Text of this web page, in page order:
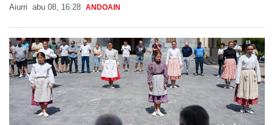
Aiurri abu 08, 16:28 ANDOAIN